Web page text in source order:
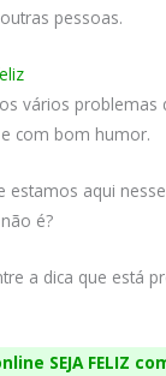
pessoas.
vários problemas
com bom humor.
estamos aqui
é?
a dica que está
SEJA FELIZ